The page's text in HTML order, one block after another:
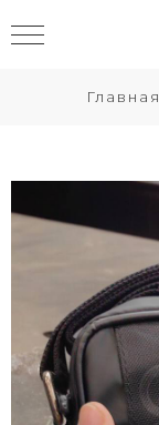
Главная